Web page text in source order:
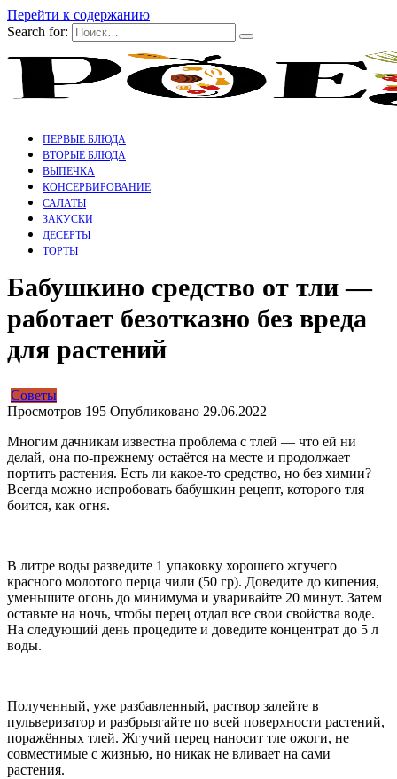
Перейти к содержанию
Search for:
ПЕРВЫЕ БЛЮДА
ВТОРЫЕ БЛЮДА
ВЫПЕЧКА
КОНСЕРВИРОВАНИЕ
САЛАТЫ
ЗАКУСКИ
ДЕСЕРТЫ
ТОРТЫ
Бабушкино средство от тли —
работает безотказно без вреда
для растений
Советы
Просмотров 195 Опубликовано 29.06.2022
Многим дачникам известна проблема с тлей — что ей ни
делай, она по-прежнему остаётся на месте и продолжает
портить растения. Есть ли какое-то средство, но без химии?
Всегда можно испробовать бабушкин рецепт, которого тля
боится, как огня.
В литре воды разведите 1 упаковку хорошего жгучего
красного молотого перца чили (50 гр). Доведите до кипения,
уменьшите огонь до минимума и уваривайте 20 минут. Затем
оставьте на ночь, чтобы перец отдал все свои свойства воде.
На следующий день процедите и доведите концентрат до 5 л
воды.
Полученный, уже разбавленный, раствор залейте в
пульверизатор и разбрызгайте по всей поверхности растений,
поражённых тлей. Жгучий перец наносит тле ожоги, не
совместимые с жизнью, но никак не вливает на сами
растения.